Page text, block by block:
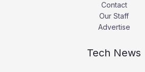
Contact
Our Staff
Advertise
Tech News